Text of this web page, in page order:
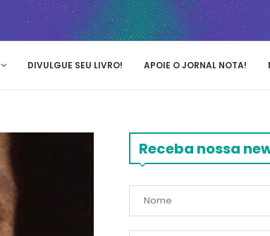
DIVULGUE SEU LIVRO! APOIE O JORNAL NOTA!
Receba nossa